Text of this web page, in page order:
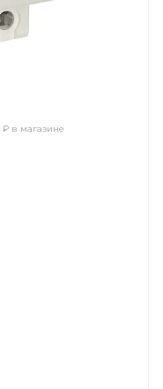
₽ в магазине